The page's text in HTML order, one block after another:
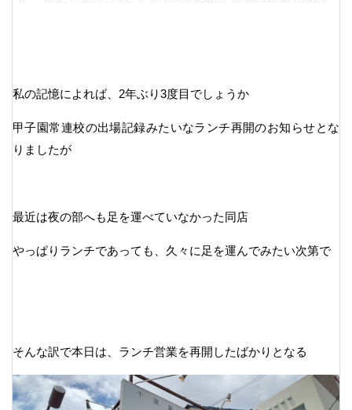
私の記憶によれば、2年ぶり3度目でしょうか
甲子園常連校の出場記録みたいなランチ再開のお知らせとな
りましたが
最近は夜の部へも足を運べていなかった同店
やっぱりランチであっても、久々に足を運んでみたい次第で
そんな訳で本日は、ランチ営業を再開したばかりとなる